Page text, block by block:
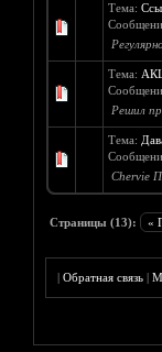
Тема:
Тема:
Решил
Тема:
Chervie
Страницы (13): «
|Обратная связь |